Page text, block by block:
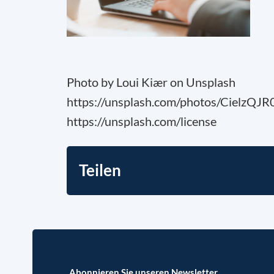
Photo by Loui Kiær on Unsplash
https://unsplash.com/photos/
https://unsplash.com/license
Teilen